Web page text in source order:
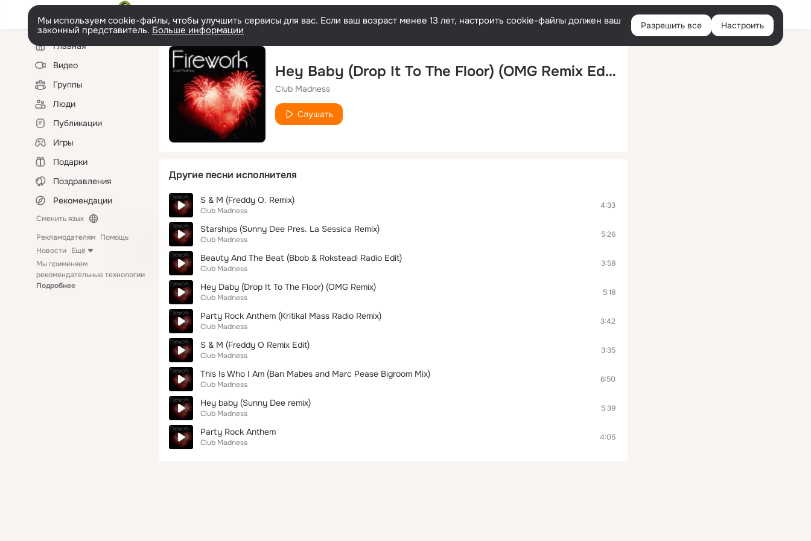
Войти
Мы используем cookie-файлы, чтобы улучшить сервисы для вас. Если ваш возраст менее 13 лет, настроить cookie-файлы должен ваш
законный представитель. Больше информации Разрешить все Настроить
Левая
колонкаГлавная
Видео
Группы
Люди
Публикации
Игры
Подарки
Поздравления
Рекомендации
Сменить язык
Рекламодателям Помощь
Новости Ещё
Мы применяем
рекомендательные технологии
Подробнее
Hey Baby (Drop It To The Floor) (OMG Remix Edit)
Club Madness
Слушать
Другие песни исполнителя
S & M (Freddy O. Remix)
Club Madness
4:33
Starships (Sunny Dee Pres. La Sessica Remix)
Club Madness
5:26
Beauty And The Beat (Bbob & Roksteadi Radio Edit)
Club Madness
3:58
Hey Daby (Drop It To The Floor) (OMG Remix)
Club Madness
5:18
Party Rock Anthem (Kritikal Mass Radio Remix)
Club Madness
3:42
S & M (Freddy O Remix Edit)
Club Madness
3:35
This Is Who I Am (Ban Mabes and Marc Pease Bigroom Mix)
Club Madness
6:50
Hey baby (Sunny Dee remix)
Club Madness
5:39
Party Rock Anthem
Club Madness
4:05